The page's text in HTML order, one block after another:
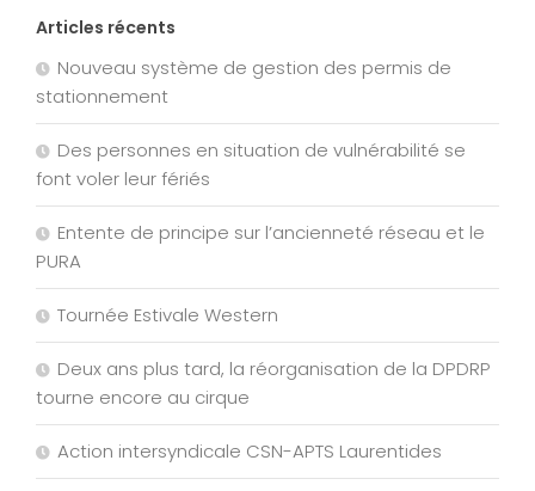
Articles récents
Nouveau système de gestion des permis de
stationnement
Des personnes en situation de vulnérabilité se
font voler leur fériés
Entente de principe sur l’ancienneté réseau et le
PURA
Tournée Estivale Western
Deux ans plus tard, la réorganisation de la DPDRP
tourne encore au cirque
Action intersyndicale CSN-APTS Laurentides